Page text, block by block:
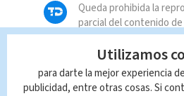
Queda prohibida la
parcial del contenido
que es propiedad de
reproducción no
infracción y un delito
leyes aplicables.
Utilizamos
para darte la mejor experiencia
publicidad, entre otras cosas. Si